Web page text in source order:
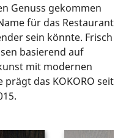
Genuss gekommen
für das Restaurant
sein könnte. Frisch
basierend auf
mit modernen
prägt das KOKORO seit